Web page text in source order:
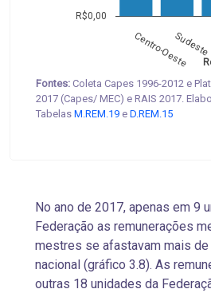
Centro-OesteSudeste
R$0,00
Fontes: Coleta Capes 1996-2012 e
2017 (Capes/ MEC) e RAIS 2017.
Tabelas M.REM.19 e D.REM.15
No ano de 2017, apenas em 9
Federação as remunerações
mestres se afastavam mais de
nacional (gráfico 3.8). As
outras 18 unidades da